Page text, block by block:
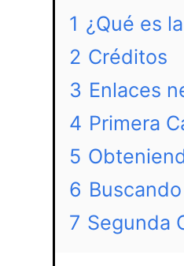
1 ¿Qué es
2 Créditos
3 Enlaces
4 Primera
5
6
7 Segunda